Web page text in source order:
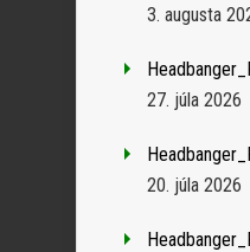
3. augusta
27. júla 2026
20. júla 2026